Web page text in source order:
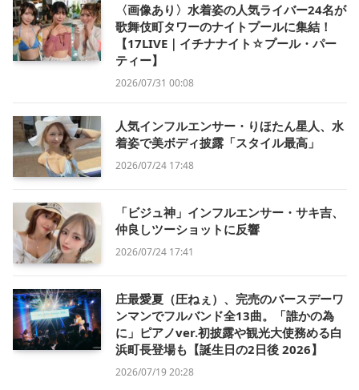
〈画像あり〉水着姿の人気ライバー24名が
歌舞伎町タワーのナイトプールに集結！
【17LIVE｜イチナナイト☆プール・パー
ティー】
2026/07/31 00:08
人気インフルエンサー・りほたん星人、水
着姿で美ボディ披露「スタイル最高」
2026/07/24 17:48
「ビジュ神」インフルエンサー・サキ吉、
仲良しツーショットに反響
2026/07/24 17:41
庄最愛夏（圧ねぇ）、完売のバースデーワ
ンマンでフルバンド全13曲。「誰かの為
に」ピアノver.初披露や観光大使務める白
浜町長登場も【誕生日の2日後 2026】
2026/07/19 20:28